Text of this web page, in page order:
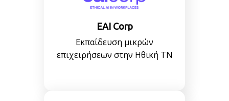
EAI Corp
Εκπαίδευση μικρών
επιχειρήσεων στην Ηθική ΤΝ